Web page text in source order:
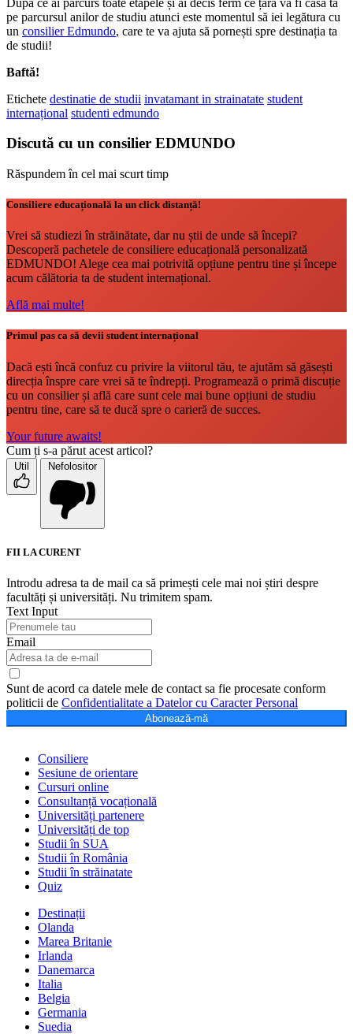
pe parcursul anilor de studiu atunci este momentul să iei legătura cu
un consilier Edmundo, care te va ajuta să pornești spre destinația ta
de studii!
Baftă!
Etichete destinatie de studii invatamant in strainatate student
internațional studenti edmundo
Discută cu un consilier EDMUNDO
Răspundem în cel mai scurt timp
Consiliere educațională la un click distanță!
Vrei să studiezi în străinătate, dar nu știi de unde să începi?
Descoperă pachetele de consiliere educațională personalizată
EDMUNDO! Alege cea mai potrivită opțiune pentru tine și începe
acum călătoria ta de student internațional.
Află mai multe!
Primul pas ca să devii student internațional
Dacă ești încă confuz cu privire la viitorul tău, te ajutăm să găsești
direcția înspre care vrei să te îndrepți. Programează o primă discuție
cu un consilier și află care sunt cele mai bune opțiuni de studiu
pentru tine, care să te ducă spre o carieră de succes.
Your future awaits!
Cum ți s-a părut acest articol?
Util Nefolositor
FII LA CURENT
Introdu adresa ta de mail ca să primești cele mai noi știri despre
facultăți și universități. Nu trimitem spam.
Text Input
Email
Sunt de acord ca datele mele de contact sa fie procesate conform
politicii de Confidentialitate a Datelor cu Caracter Personal
Abonează-mă
Consiliere
Sesiune de orientare
Cursuri online
Consultanță vocațională
Universități partenere
Universități de top
Studii în SUA
Studii în România
Studii în străinatate
Quiz
Destinații
Olanda
Marea Britanie
Irlanda
Danemarca
Italia
Belgia
Germania
Suedia